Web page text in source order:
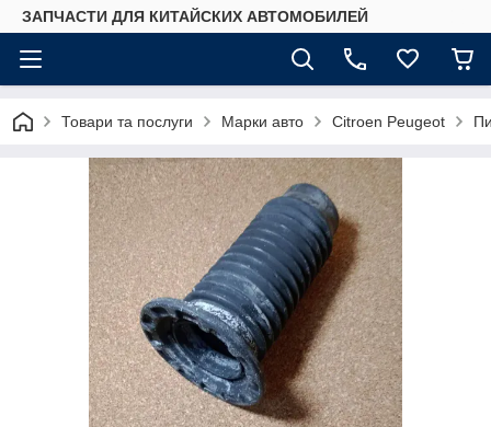
ЗАПЧАСТИ ДЛЯ КИТАЙСКИХ АВТОМОБИЛЕЙ
Товари та послуги Марки авто Citroen Peugeot